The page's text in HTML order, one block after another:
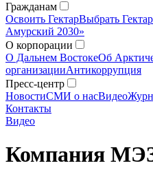
Гражданам
Освоить ГектарВыбрать Гектар
Амурский 2030»
О корпорации
О Дальнем ВостокеОб
организацииАнтикоррупция
Пресс-центр
НовостиСМИ о насВидео
Контакты
Видео
Компания